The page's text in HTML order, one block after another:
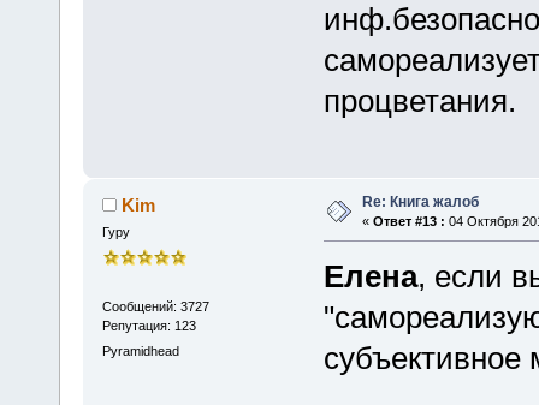
процветания.
Kim
Гуру
Сообщений: 3727
Репутация: 123
Pyramidhead
Re: Книга жалоб
« Ответ #13 : 04 Октября
Елена, если